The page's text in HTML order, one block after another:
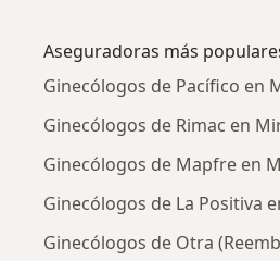
Aseguradoras más
Ginecólogos de Pacífico en
Ginecólogos de Rimac en
Ginecólogos de Mapfre en
Ginecólogos de La Positiva
Ginecólogos de Otra